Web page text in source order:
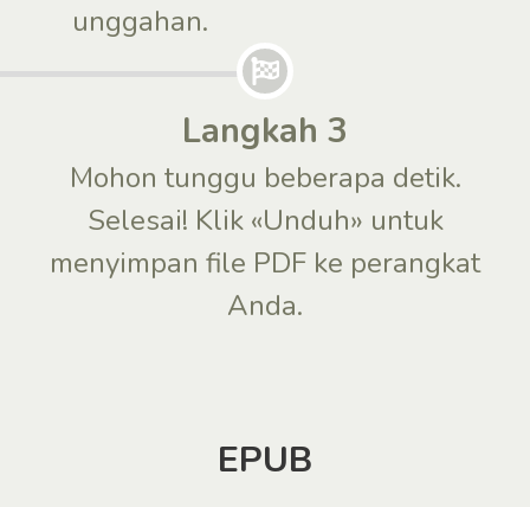
unggahan.
Langkah 3
Mohon tunggu beberapa detik.
Selesai! Klik «Unduh» untuk
menyimpan file PDF ke perangkat
Anda.
EPUB